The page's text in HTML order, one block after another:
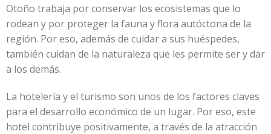
Otoño trabaja por conservar los ecosistemas que lo
rodean y por proteger la fauna y flora autóctona de la
región. Por eso, además de cuidar a sus huéspedes,
también cuidan de la naturaleza que les permite ser y dar
a los demás.
La hotelería y el turismo son unos de los factores claves
para el desarrollo económico de un lugar. Por eso, este
hotel contribuye positivamente, a través de la atracción